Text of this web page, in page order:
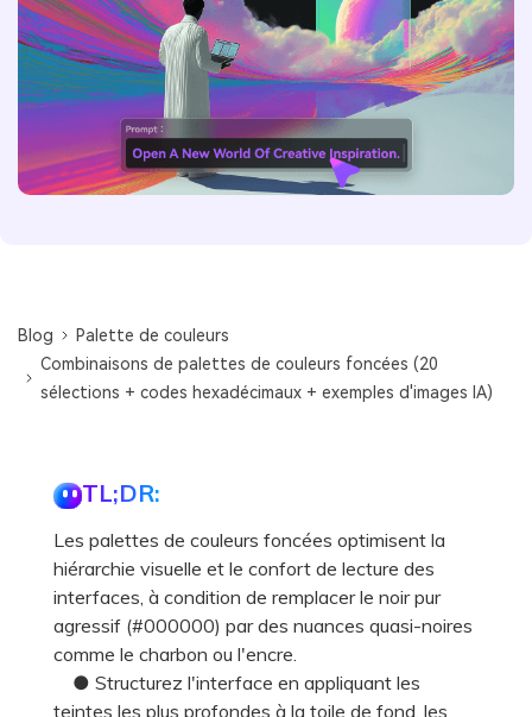
Blog
Palette de couleurs
Combinaisons de palettes de couleurs foncées (20
sélections + codes hexadécimaux + exemples d'images IA)
TL;DR:
Les palettes de couleurs foncées optimisent la
hiérarchie visuelle et le confort de lecture des
interfaces, à condition de remplacer le noir pur
agressif (#000000) par des nuances quasi-noires
comme le charbon ou l'encre.
● Structurez l'interface en appliquant les
teintes les plus profondes à la toile de fond, les